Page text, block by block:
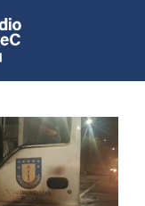
en vivo